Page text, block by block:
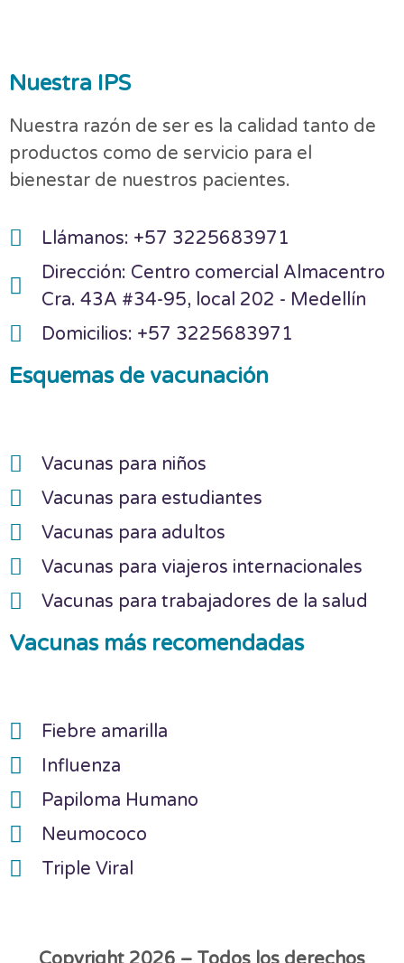
Nuestra IPS
Nuestra razón de ser es la calidad tanto de
productos como de servicio para el
bienestar de nuestros pacientes.
Llámanos: +57 3225683971
Dirección: Centro comercial Almacentro
Cra. 43A #34-95, local 202 - Medellín
Domicilios: +57 3225683971
Esquemas de vacunación
Vacunas para niños
Vacunas para estudiantes
Vacunas para adultos
Vacunas para viajeros internacionales
Vacunas para trabajadores de la salud
Vacunas más recomendadas
Fiebre amarilla
Influenza
Papiloma Humano
Neumococo
Triple Viral